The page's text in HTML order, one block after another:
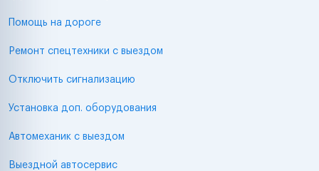
Помощь на дороге
Ремонт спецтехники с выездом
Отключить сигнализацию
Установка доп. оборудования
Автомеханик с выездом
Выездной автосервис